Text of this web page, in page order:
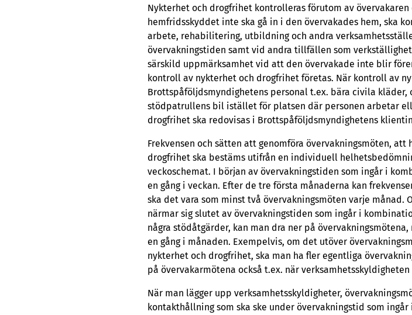
Nykterhet och drogfrihet kontrolleras förutom av
hemfridsskyddet inte ska gå in i den övervakades hem, ska
arbete, rehabilitering, utbildning och andra
övervakningstiden samt vid andra tillfällen som
särskild uppmärksamhet vid att den övervakade inte blir
kontroll av nykterhet och drogfrihet företas. När kontroll av
Brottspåföljdsmyndighetens personal t.ex. bära civila
stödpatrullens bil istället för platsen där personen arbetar
drogfrihet ska redovisas i Brottspåföljdsmyndighetens
Frekvensen och sätten att genomföra övervakningsmöten,
drogfrihet ska bestäms utifrån en individuell
veckoschemat. I början av övervakningstiden som ingår i
en gång i veckan. Efter de tre första månaderna kan
ska det vara som minst två övervakningsmöten varje
närmar sig slutet av övervakningstiden som ingår i
några stödåtgärder, kan man dra ner på
en gång i månaden. Exempelvis, om det utöver
nykterhet och drogfrihet, ska man ha fler egentliga
på övervakarmötena också t.ex. när
När man lägger upp verksamhetsskyldigheter,
kontakthållning som ska ske under övervakningstid som